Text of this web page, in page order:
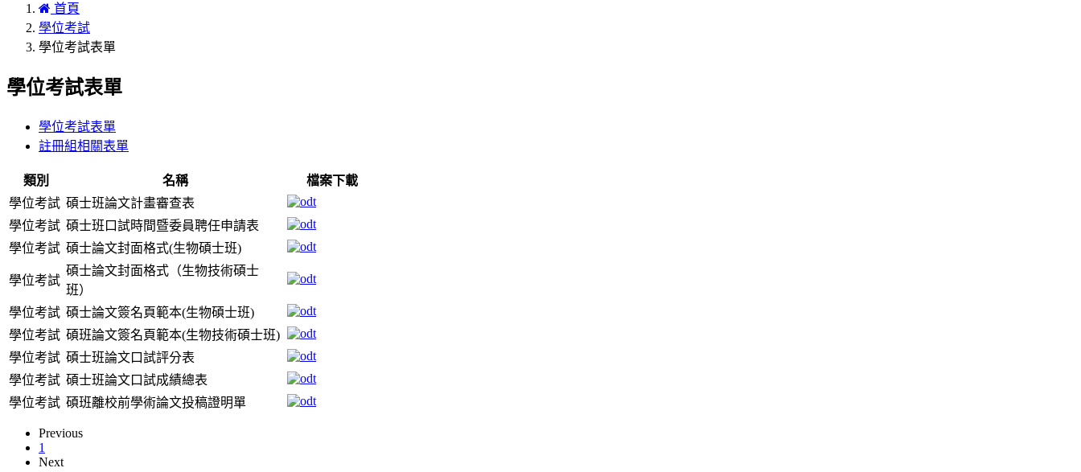
首頁
學位考試
學位考試表單
學位考試表單
學位考試表單
註冊組相關表單
類別 名稱
檔案下載
學位考試 碩士班論文計畫審查表
學位考試 碩士班口試時間暨委員聘任申請表
學位考試 碩士論文封面格式(生物碩士班)
學位考試
碩士論文封面格式（生物技術碩士
班）
學位考試 碩士論文簽名頁範本(生物碩士班)
學位考試 碩班論文簽名頁範本(生物技術碩士班)
學位考試 碩士班論文口試評分表
學位考試 碩士班論文口試成績總表
學位考試 碩班離校前學術論文投稿證明單
Previous
1
Next